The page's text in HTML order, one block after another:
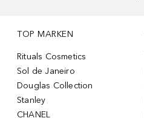
TOP MARKEN
Rituals Cosmetics
Sol de Janeiro
Douglas Collection
Stanley
CHANEL